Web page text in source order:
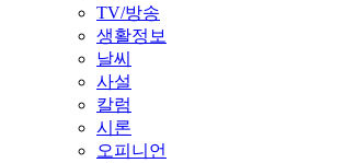
TV/방송
생활정보
날씨
사설
칼럼
시론
오피니언